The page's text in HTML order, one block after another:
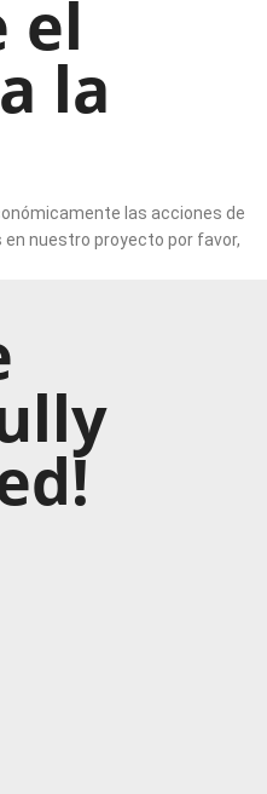
el
la
las acciones de
en nuestro proyecto por favor,